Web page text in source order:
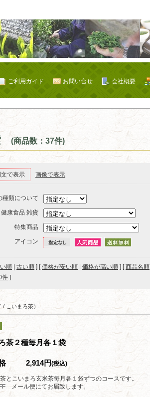
会社概要
お問い合せ
ご利用ガイド
(商品数：37件)
で表示 画像で表示
種類について
康食品 雑貨
特集商品
アイコン
順 古い順 ] [価格が安い順 価格が高い順 ] [商品名順
件 ]
こいまろ茶）
茶２種毎月各１袋
2,914円(税込)
とこいまろ玄米茶毎月各１袋ずつのコースです。
メール便にてお届致します。